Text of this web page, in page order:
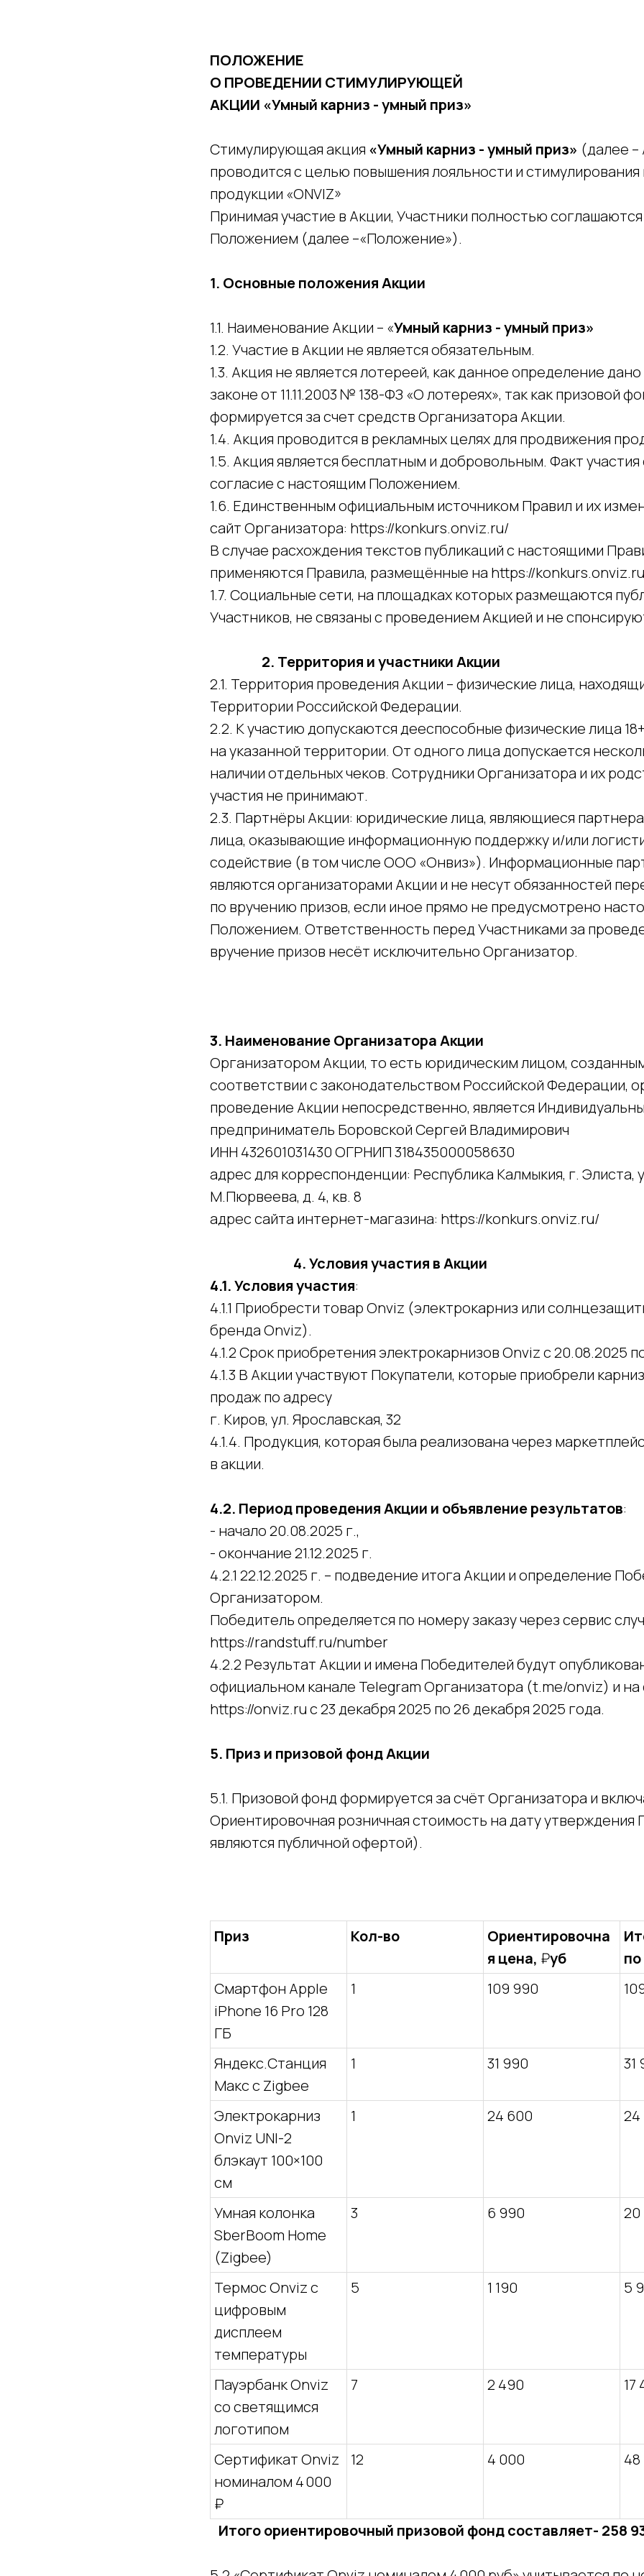
ПОЛОЖЕНИЕ
О ПРОВЕДЕНИИ СТИМУЛИРУЮЩЕЙ
АКЦИИ «Умный карниз - умный приз»
Стимулирующая акция «Умный карниз - умный приз» (далее –
проводится с целью повышения лояльности и
продукции «ОNVIZ»
Принимая участие в Акции, Участники полностью
Положением (далее –«Положение»).
1. Основные положения Акции
1.1. Наименование Акции – «Умный карниз - умный приз»
1.2. Участие в Акции не является обязательным.
1.3. Акция не является лотереей, как данное определение
законе от 11.11.2003 № 138-ФЗ «О лотереях», так как призовой
формируется за счет средств Организатора Акции.
1.4. Акция проводится в рекламных целях для продвижения
1.5. Акция является бесплатным и добровольным. Факт участия
согласие с настоящим Положением.
1.6. Единственным официальным источником Правил и их
сайт Организатора: https://konkurs.onviz.ru/
В случае расхождения текстов публикаций с настоящими
применяются Правила, размещённые на https://
1.7. Социальные сети, на площадках которых размещаются
Участников, не связаны с проведением Акцией и не
2. Территория и участники Акции
2.1. Территория проведения Акции – физические лица,
Территории Российской Федерации.
2.2. К участию допускаются дееспособные физические лица
на указанной территории. От одного лица допускается
наличии отдельных чеков. Сотрудники Организатора и их
участия не принимают.
2.3. Партнёры Акции: юридические лица, являющиеся
лица, оказывающие информационную поддержку и/или
содействие (в том числе ООО «Онвиз»). Информационные
являются организаторами Акции и не несут обязанностей
по вручению призов, если иное прямо не предусмотрено
Положением. Ответственность перед Участниками за
вручение призов несёт исключительно Организатор.
3. Наименование Организатора Акции
Организатором Акции, то есть юридическим лицом,
соответствии с законодательством Российской Федерации,
проведение Акции непосредственно, является
предприниматель Боровской Сергей Владимирович
ИНН 432601031430 ОГРНИП 318435000058630
адрес для корреспонденции: Республика Калмыкия, г. Элиста,
М.Пюрвеева, д. 4, кв. 8
адрес сайта интернет-магазина: https://konkurs.onviz.ru/
4. Условия участия в Акции
4.1. Условия участия:
4.1.1 Приобрести товар Onviz (электрокарниз или
бренда Onviz).
4.1.2 Срок приобретения электрокарнизов Onviz с 20.08.2025 по
4.1.3 В Акции участвуют Покупатели, которые приобрели
продаж по адресу
г. Киров, ул. Ярославская, 32
4.1.4. Продукция, которая была реализована через
в акции.
4.2. Период проведения Акции и объявление результатов:
- начало 20.08.2025 г.,
- окончание 21.12.2025 г.
4.2.1 22.12.2025 г. – подведение итога Акции и определение
Организатором.
Победитель определяется по номеру заказу через сервис
https://randstuff.ru/number
4.2.2 Результат Акции и имена Победителей будут
официальном канале Telegram Организатора (t.me/onviz) и на
https://onviz.ru с 23 декабря 2025 по 26 декабря 2025 года.
5. Приз и призовой фонд Акции
5.1. Призовой фонд формируется за счёт Организатора и
Ориентировочная розничная стоимость на дату утверждения
являются публичной офертой).
Приз Кол-во
Ориентировочна
я цена, ₽уб
Смартфон Apple
iPhone 16 Pro 128
ГБ
1 109 990
Яндекс.Станция
Макс с Zigbee
1 31 990 31
Электрокарниз
Onviz UNI-2
блэкаут 100×100
см
1 24 600 24
Умная колонка
SberBoom Home
(Zigbee)
3 6 990 20
Термос Onviz с
цифровым
дисплеем
температуры
5 1 190 5
Пауэрбанк Onviz
со светящимся
логотипом
7 2 490 17
Сертификат Onviz
номиналом 4 000
₽
12 4 000
Итого ориентировочный призовой фонд составляет- 258